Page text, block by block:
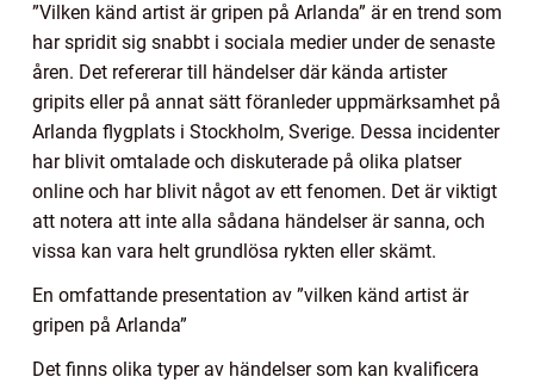
”Vilken känd artist är gripen på Arlanda” är en trend som
har spridit sig snabbt i sociala medier under de senaste
åren. Det refererar till händelser där kända artister
gripits eller på annat sätt föranleder uppmärksamhet på
Arlanda flygplats i Stockholm, Sverige. Dessa incidenter
har blivit omtalade och diskuterade på olika platser
online och har blivit något av ett fenomen. Det är viktigt
att notera att inte alla sådana händelser är sanna, och
vissa kan vara helt grundlösa rykten eller skämt.
En omfattande presentation av ”vilken känd artist är
gripen på Arlanda”
Det finns olika typer av händelser som kan kvalificera